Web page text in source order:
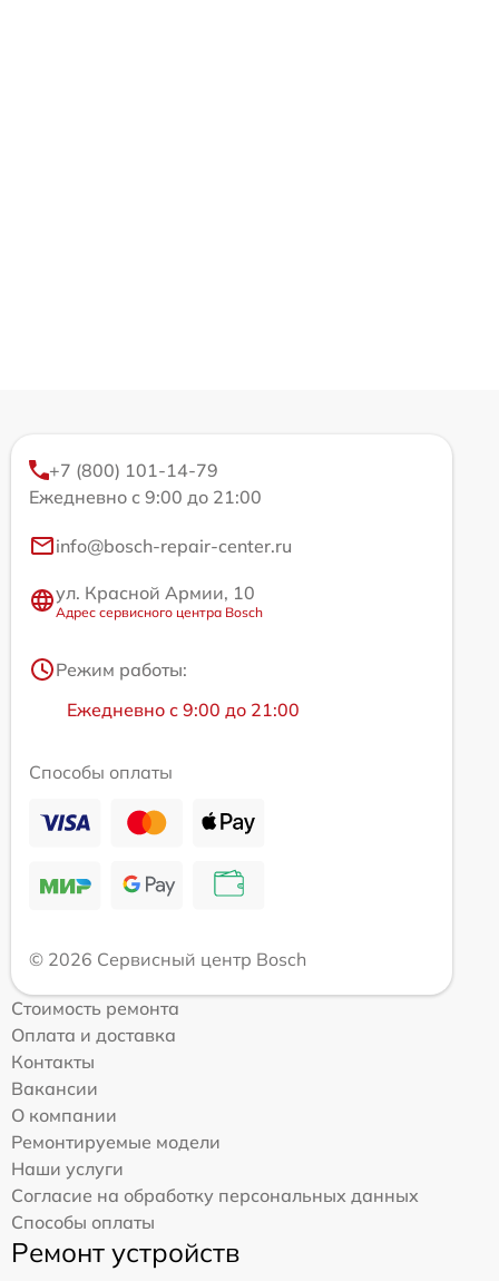
+7 (800) 101-14-79
Ежедневно с 9:00 до 21:00
info@bosch-repair-center.ru
ул. Красной Армии, 10
Адрес сервисного центра Bosch
Режим работы:
Ежедневно с 9:00 до 21:00
Способы оплаты
© 2026 Сервисный центр Bosch
Стоимость ремонта
Оплата и доставка
Контакты
Вакансии
О компании
Ремонтируемые модели
Наши услуги
Согласие на обработку персональных данных
Способы оплаты
Ремонт устройств